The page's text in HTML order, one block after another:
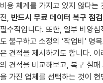
비용 체계를 가지고 있지 않다는
전, 반드시 무료 데이터 복구 점
필수적입니다. 또한, 일부 비양
도 불구하고 소정의 ‘작업비’ 명
은 견적을 제시하기도 합니다.
의 견적을 비교해보고, 복구 실
을 가진 업체를 선택하는 것이